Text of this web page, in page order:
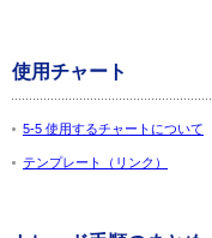
使用チャート
5-5 使用するチャートについて
テンプレート（リンク）